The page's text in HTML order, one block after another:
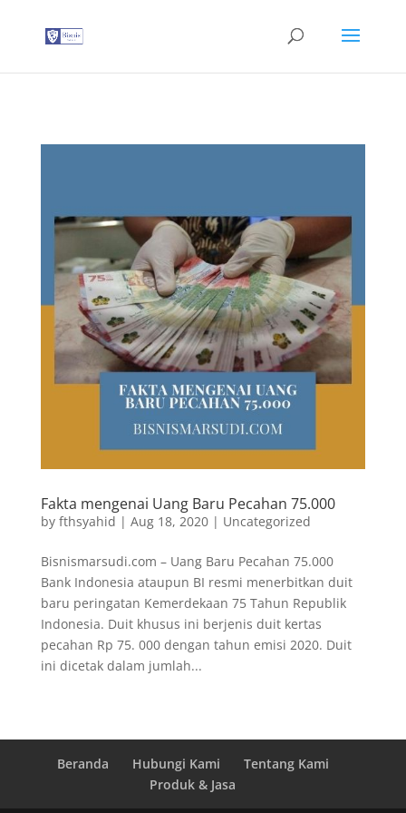
Fakta mengenai Uang Baru Pecahan 75.000
by fthsyahid | Aug 18, 2020| Uncategorized
Bisnismarsudi.com – Uang Baru Pecahan 75.000
Bank Indonesia ataupun BI resmi menerbitkan duit
baru peringatan Kemerdekaan 75 Tahun Republik
Indonesia. Duit khusus ini berjenis duit kertas
pecahan Rp 75. 000 dengan tahun emisi 2020. Duit
ini dicetak dalam jumlah...
Beranda Hubungi Kami
Tentang Kami
Produk & Jasa